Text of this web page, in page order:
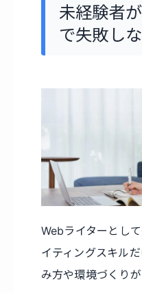
未経験者
で失敗し
Webライターとし
イティングスキル
み方や環境づくりが